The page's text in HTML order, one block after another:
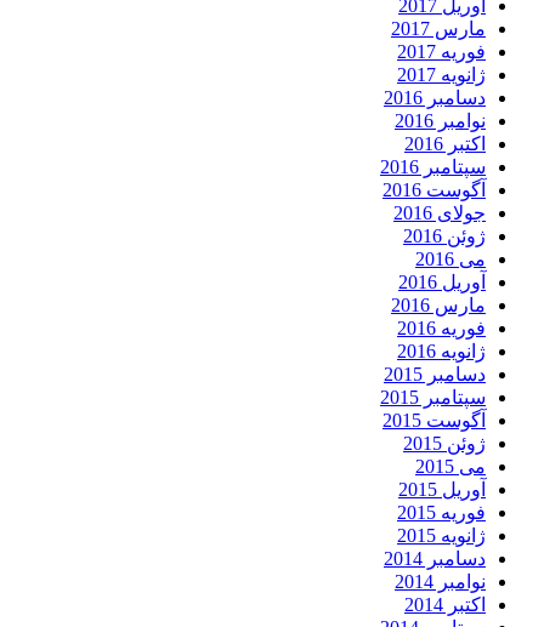
آوریل 2017
مارس 2017
فوریه 2017
ژانویه 2017
دسامبر 2016
نوامبر 2016
اکتبر 2016
سپتامبر 2016
آگوست 2016
جولای 2016
ژوئن 2016
می 2016
آوریل 2016
مارس 2016
فوریه 2016
ژانویه 2016
دسامبر 2015
سپتامبر 2015
آگوست 2015
ژوئن 2015
می 2015
آوریل 2015
فوریه 2015
ژانویه 2015
دسامبر 2014
نوامبر 2014
اکتبر 2014